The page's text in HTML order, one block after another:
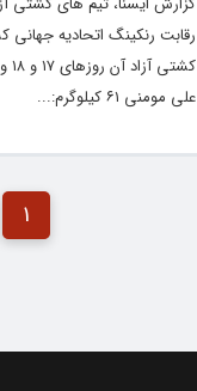
علی مومنی ۶۱ کیلوگرم:...
1